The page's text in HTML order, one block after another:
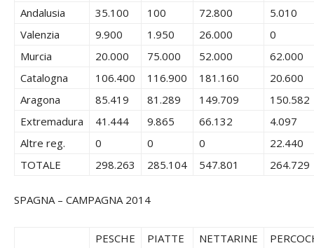
Andalusia
35.100 100 72.800
5.010
Valenzia
9.900 1.950 26.000
0
Murcia
20.000 75.000 52.000
62.000
Catalogna
106.400 116.900 181.160
20.600
Aragona
85.419 81.289 149.709
150.582
Extremadura
41.444 9.865 66.132
4.097
Altre reg.
0 0 0
22.440
TOTALE
298.263 285.104 547.801 264.729
SPAGNA – CAMPAGNA 2014
PESCHE PIATTE NETTARINE